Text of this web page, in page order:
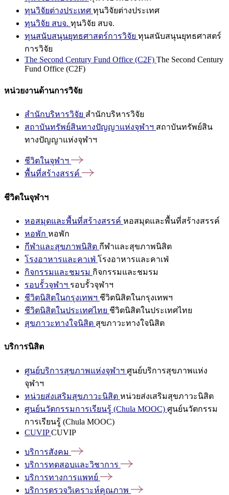
ทุนวิจัยต่างประเทศ ทุนวิจัยต่างประเทศ
ทุนวิจัย สบจ. ทุนวิจัย สบจ.
ทุนสนับสนุนยุทธศาสตร์การวิจัย ทุนสนับสนุนยุทธศาสตร์
การวิจัย
The Second Century Fund Office (C2F) The Second Century
Fund Office (C2F)
หน่วยงานด้านการวิจัย
สำนักบริหารวิจัย สำนักบริหารวิจัย
สถาบันทรัพย์สินทางปัญญาแห่งจุฬาฯ สถาบันทรัพย์สิน
ทางปัญญาแห่งจุฬาฯ
ชีวิตในจุฬาฯ
พื้นที่สร้างสรรค์
ชีวิตในจุฬาฯ
หอสมุดและพื้นที่สร้างสรรค์ หอสมุดและพื้นที่สร้างสรรค์
หอพัก หอพัก
กีฬาและสุขภาพนิสิต กีฬาและสุขภาพนิสิต
โรงอาหารและคาเฟ่ โรงอาหารและคาเฟ่
กิจกรรมและชมรม กิจกรรมและชมรม
รอบรั้วจุฬาฯ รอบรั้วจุฬาฯ
ชีวิตนิสิตในกรุงเทพฯ ชีวิตนิสิตในกรุงเทพฯ
ชีวิตนิสิตในประเทศไทย ชีวิตนิสิตในประเทศไทย
สุขภาวะทางใจนิสิต สุขภาวะทางใจนิสิต
บริการนิสิต
ศูนย์บริการสุขภาพแห่งจุฬาฯ ศูนย์บริการสุขภาพแห่ง
จุฬาฯ
หน่วยส่งเสริมสุขภาวะนิสิต หน่วยส่งเสริมสุขภาวะนิสิต
ศูนย์นวัตกรรมการเรียนรู้ (Chula MOOC) ศูนย์นวัตกรรม
การเรียนรู้ (Chula MOOC)
CUVIPCUVIP
บริการสังคม
บริการทดสอบและวิชาการ
บริการทางการแพทย์
บริการตรวจวิเคราะห์คุณภาพ